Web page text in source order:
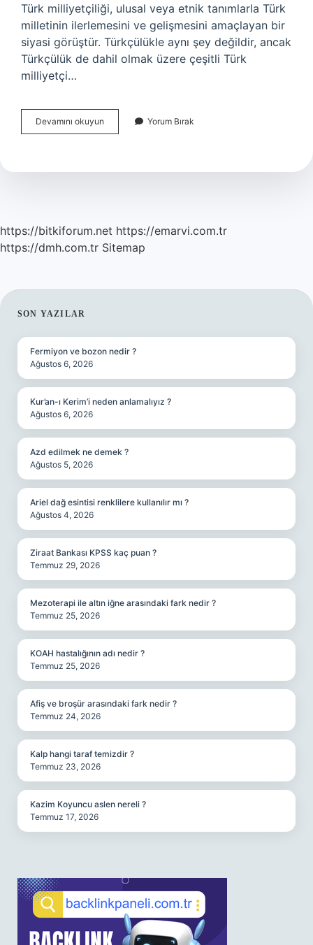
Türk milliyetçiliği, ulusal veya etnik tanımlarla Türk
milletinin ilerlemesini ve gelişmesini amaçlayan bir
siyasi görüştür. Türkçülükle aynı şey değildir, ancak
Türkçülük de dahil olmak üzere çeşitli Türk
milliyetçi…
Devamını okuyun Milliyetçi
Görüşü
Yorum Bırak
https://bitkiforum.net https://emarvi.com.tr
https://dmh.com.tr Sitemap
SIDEBAR
SON YAZILAR
Fermiyon ve bozon nedir ?
Ağustos 6, 2026
Kur’an-ı Kerim’i neden anlamalıyız ?
Ağustos 6, 2026
Azd edilmek ne demek ?
Ağustos 5, 2026
Ariel dağ esintisi renklilere kullanılır mı ?
Ağustos 4, 2026
Ziraat Bankası KPSS kaç puan ?
Temmuz 29, 2026
Mezoterapi ile altın iğne arasındaki fark nedir ?
Temmuz 25, 2026
KOAH hastalığının adı nedir ?
Temmuz 25, 2026
Afiş ve broşür arasındaki fark nedir ?
Temmuz 24, 2026
Kalp hangi taraf temizdir ?
Temmuz 23, 2026
Kazim Koyuncu aslen nereli ?
Temmuz 17, 2026